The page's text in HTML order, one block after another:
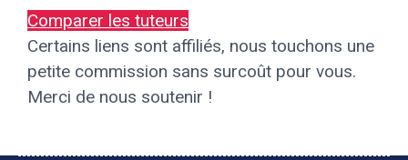
Comparer les tuteurs
Certains liens sont affiliés, nous touchons une
petite commission sans surcoût pour vous.
Merci de nous soutenir !